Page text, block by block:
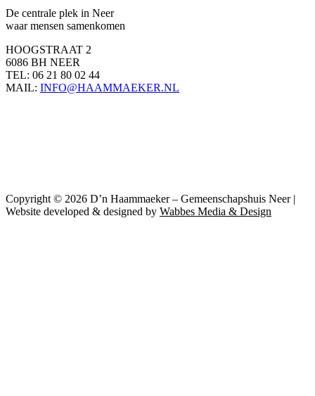
De centrale plek in Neer
waar mensen samenkomen
HOOGSTRAAT 2
6086 BH NEER
TEL: 06 21 80 02 44
MAIL: INFO@HAAMMAEKER.NL
Copyright © 2026 D’n Haammaeker – Gemeenschapshuis Neer |
Website developed & designed by Wabbes Media & Design